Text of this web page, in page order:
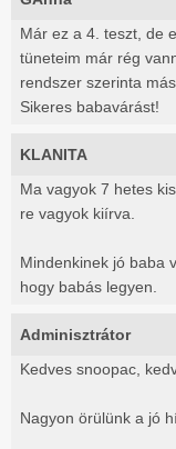
Már ez a 4. teszt, de
tüneteim már rég
rendszer szerinta
Sikeres babavárást!
KLANITA
Ma vagyok 7 hetes
re vagyok kiírva.
Mindenkinek jó baba
hogy babás legyen.
Adminisztrátor
Kedves snoopac,
Nagyon örülünk a jó